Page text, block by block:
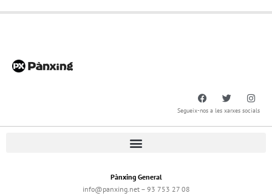
Segueix-nos a les xarxes socials
Pànxing General
info@panxing.net – 93 753 27 08